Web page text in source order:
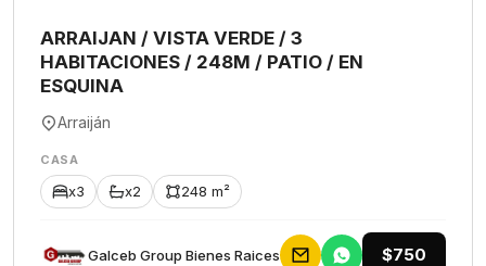
ARRAIJAN / VISTA VERDE / 3
HABITACIONES / 248M / PATIO / EN
ESQUINA
Arraiján
CASA
x3 x2 248 m²
Galceb Group Bienes Raices $750